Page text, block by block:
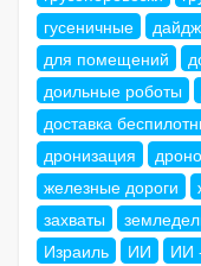
гусеничные
для помещений
доильные роботы
доставка
дронизация
железные дороги
захваты
Израиль
ИИ ИИ